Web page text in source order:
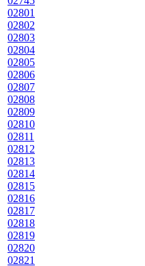
02801
02802
02803
02804
02805
02806
02807
02808
02809
02810
02811
02812
02813
02814
02815
02816
02817
02818
02819
02820
02821